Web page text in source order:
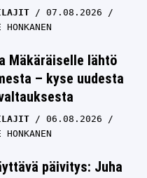
07.08.2026
HONKANEN
Mäkäräiselle lähtö
– kyse uudesta
06.08.2026
HONKANEN
päivitys: Juha